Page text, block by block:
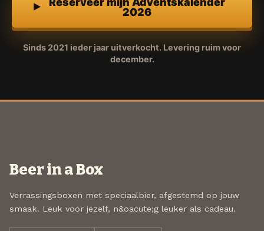
2026
Sinds 2021 ieder jaar uitverkocht. Levering ruim voor
december.
Beer in a Box
Verrassingsboxen met speciaalbier, afgestemd op jouw
smaak. Leuk voor jezelf, n&oacute;g leuker als cadeau.